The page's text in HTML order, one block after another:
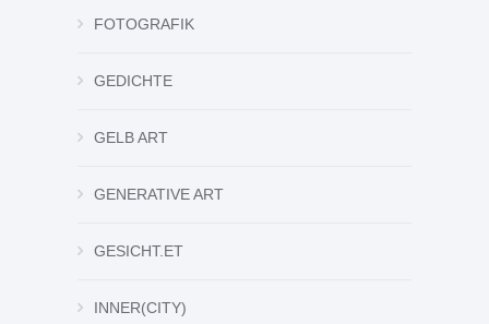
FOTOGRAFIK
GEDICHTE
GELB ART
GENERATIVE ART
GESICHT.ET
INNER(CITY)